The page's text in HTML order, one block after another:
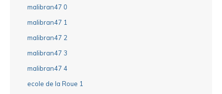
malibran47 0
malibran47 1
malibran47 2
malibran47 3
malibran47 4
ecole de la Roue 1